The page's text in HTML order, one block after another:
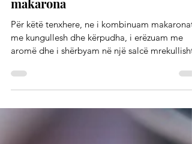
Tenxhere me kungullesh dhe
makarona
Për këtë tenxhere, ne i kombinuam makaronat
aromë dhe i shërbyam në një salcë